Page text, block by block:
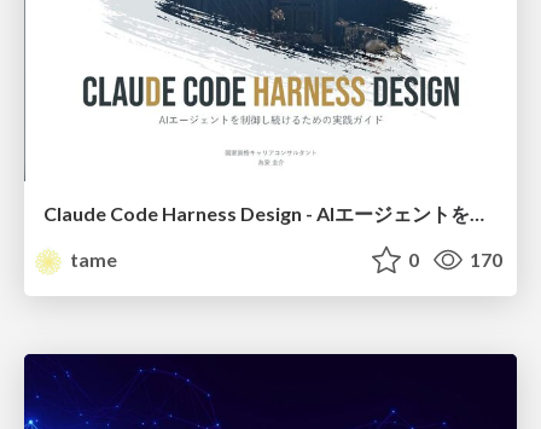
Claude Code Harness Design - AIエージェントを制御し続けるための実践ガイド
tame
0 170